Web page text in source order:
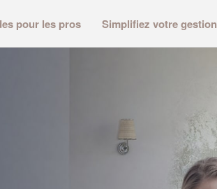
pour les pros Simplifiez votre gestion